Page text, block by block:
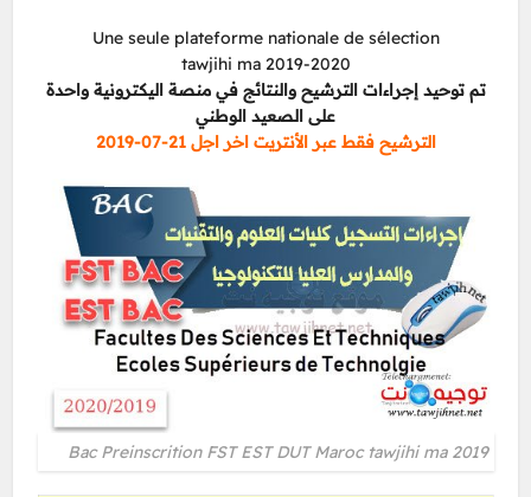
Une seule plateforme nationale de sélection
tawjihi ma 2019-2020
تم توحيد إجراءات الترشيح والنتائج في منصة اليكترونية واحدة
على الصعيد الوطني
الترشيح فقط عبر الأنتريت اخر اجل 21-07-2019
Bac Preinscrition FST EST DUT Maroc tawjihi ma 2019